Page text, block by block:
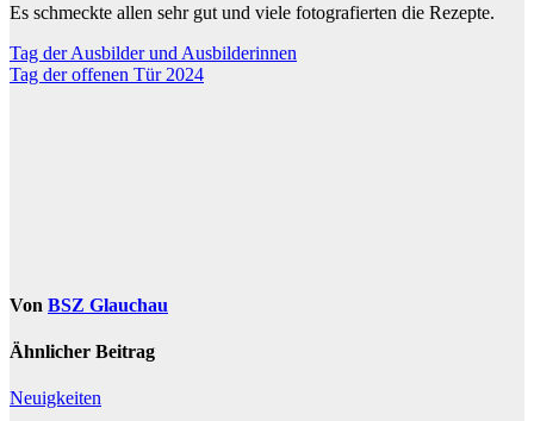
Es schmeckte allen sehr gut und viele fotografierten die Rezepte.
Beitragsnavigation
Tag der Ausbilder und Ausbilderinnen
Tag der offenen Tür 2024
Von BSZ Glauchau
Ähnlicher Beitrag
Neuigkeiten